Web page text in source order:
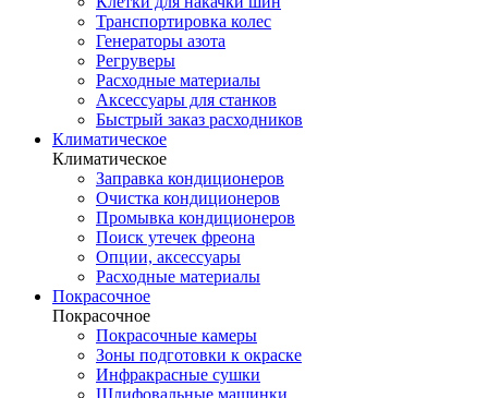
Транспортировка колес
Генераторы азота
Регруверы
Расходные материалы
Аксессуары для станков
Быстрый заказ расходников
Климатическое
Климатическое
Заправка кондиционеров
Очистка кондиционеров
Промывка кондиционеров
Поиск утечек фреона
Опции, аксессуары
Расходные материалы
Покрасочное
Покрасочное
Покрасочные камеры
Зоны подготовки к окраске
Инфракрасные сушки
Шлифовальные машинки